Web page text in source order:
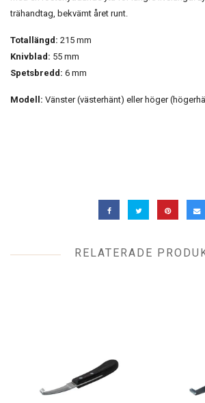
trähandtag, bekvämt året runt.
Totallängd: 215 mm
Knivblad: 55 mm
Spetsbredd: 6 mm
Modell: Vänster (västerhänt) eller höger
RELATERADE